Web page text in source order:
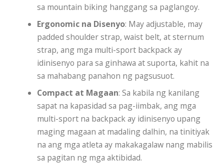
sa mountain biking hanggang sa paglangoy.
Ergonomic na Disenyo: May adjustable, may
padded shoulder strap, waist belt, at sternum
strap, ang mga multi-sport backpack ay
idinisenyo para sa ginhawa at suporta, kahit na
sa mahabang panahon ng pagsusuot.
Compact at Magaan: Sa kabila ng kanilang
sapat na kapasidad sa pag-iimbak, ang mga
multi-sport na backpack ay idinisenyo upang
maging magaan at madaling dalhin, na tinitiyak
na ang mga atleta ay makakagalaw nang mabilis
sa pagitan ng mga aktibidad.